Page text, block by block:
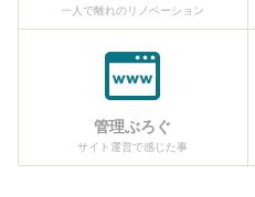
一人で離れのリノベーション
管理ぶろぐ
サイト運営で感じた事